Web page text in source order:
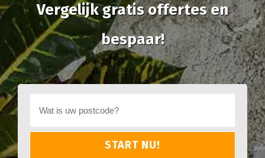
Vergelijk gratis offertes en
bespaar!
START NU!